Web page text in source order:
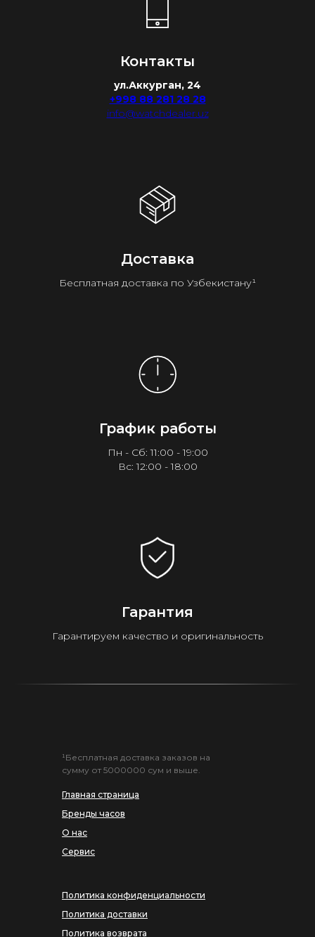
Контакты
ул.Аккурган, 24
+998 88 281 28 28
info@watchdealer.uz
Доставка
Бесплатная доставка по Узбекистану¹
График работы
Пн - Сб: 11:00 - 19:00
Вс: 12:00 - 18:00
Гарантия
Гарантируем качество и оригинальность
Главная страница
Бренды часов
О нас
Сервис
¹Бесплатная доставка заказов на
сумму от 5000000 сум и выше.
Политика конфиденциальности
Политика доставки
Политика возврата